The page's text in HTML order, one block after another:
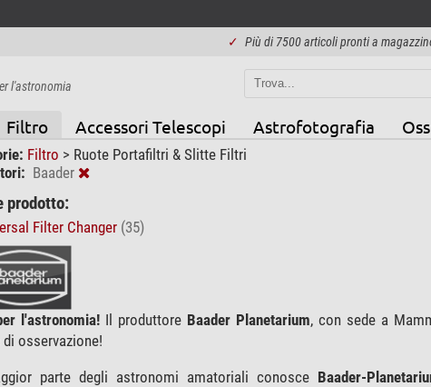
✓ Più di 7500 articoli pronti a
l'astronomia
Filtro Accessori Telescopi Astrofotografia
Filtro > Ruote Portafiltri & Slitte Filtri
Baader
prodotto:
Filter Changer (35)
l'astronomia!Il produttore Baader Planetarium, con sede a
osservazione!
parte degli astronomi amatoriali conosce Baader-